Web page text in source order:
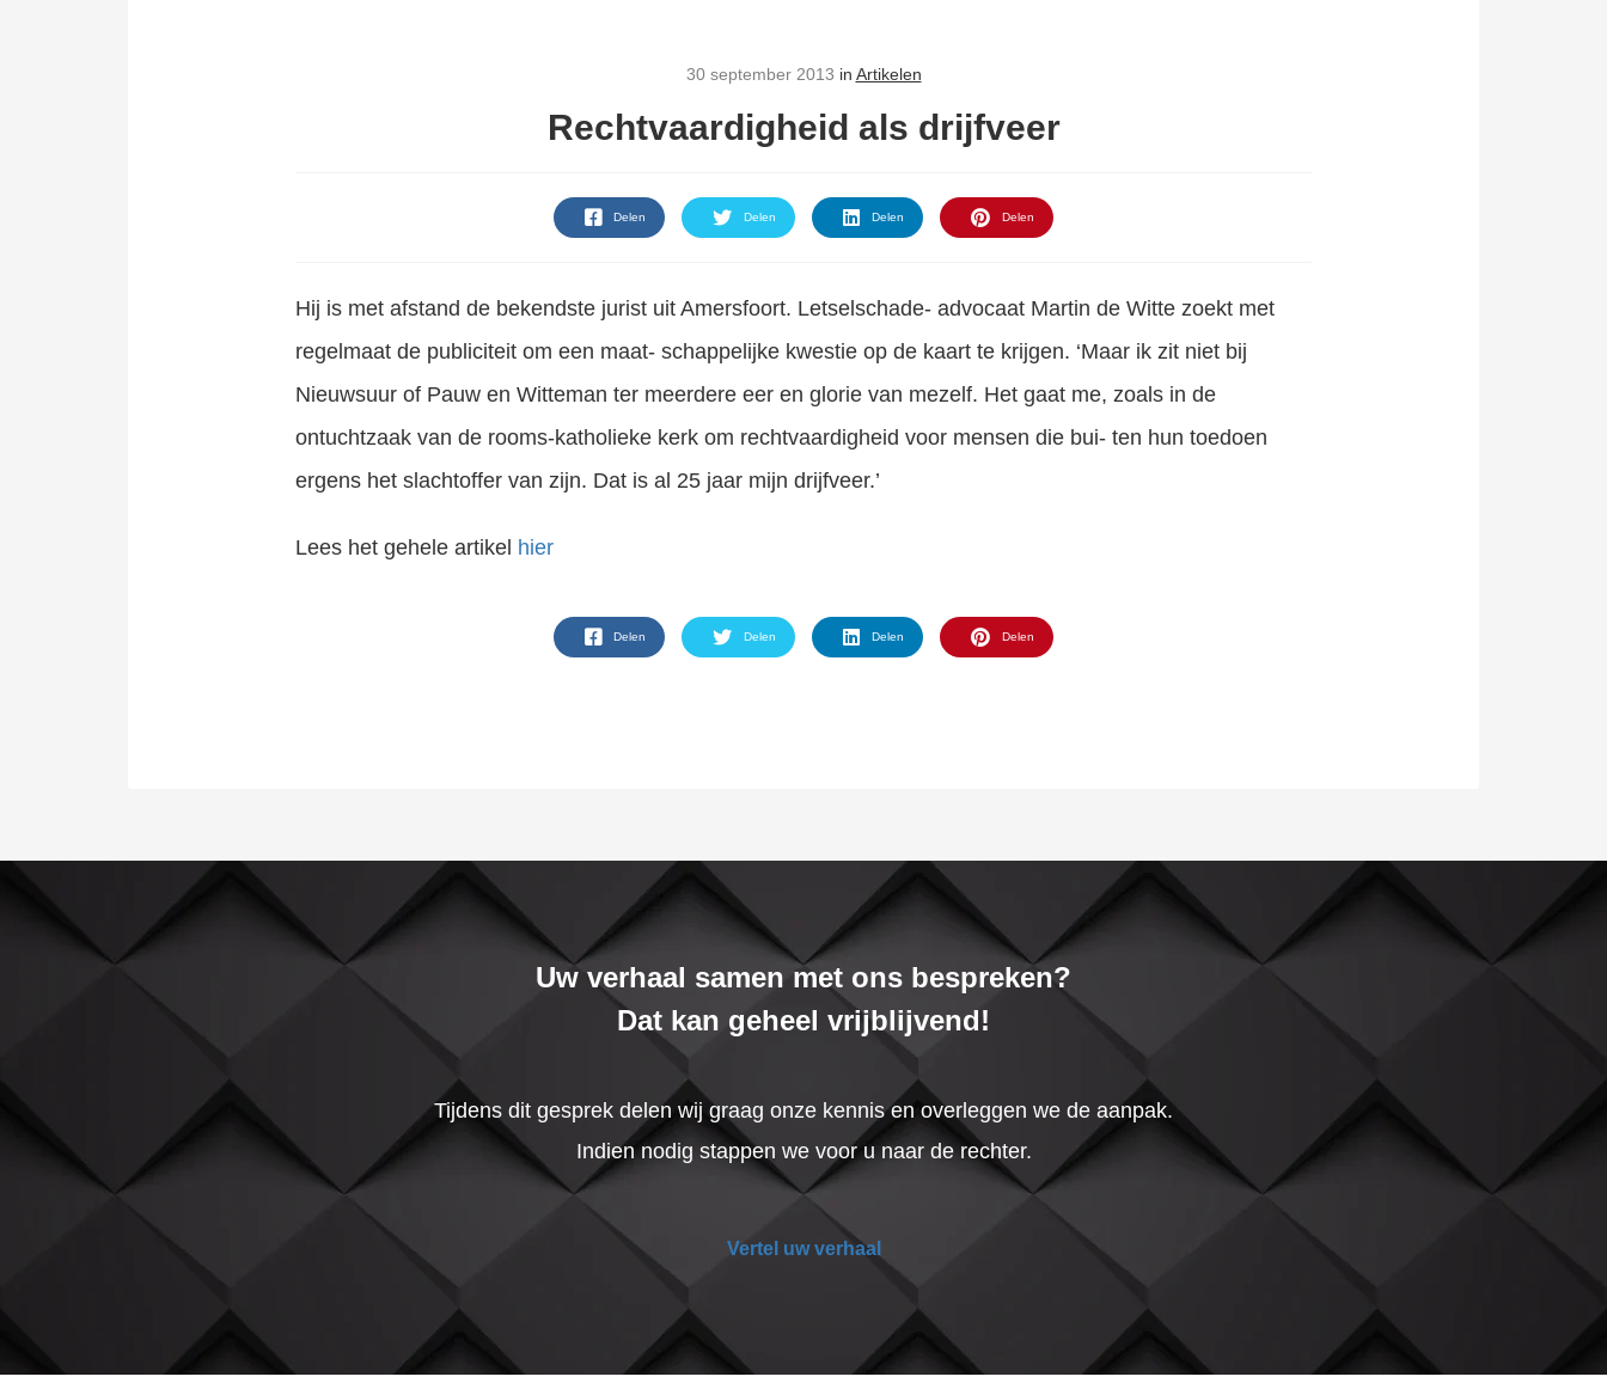
30 september 2013 in Artikelen
Rechtvaardigheid als drijfveer
Delen Delen Delen Delen
Hij is met afstand de bekendste jurist uit Amersfoort. Letselschade- advocaat Martin de Witte zoekt met
regelmaat de publiciteit om een maat- schappelijke kwestie op de kaart te krijgen. ‘Maar ik zit niet bij
Nieuwsuur of Pauw en Witteman ter meerdere eer en glorie van mezelf. Het gaat me, zoals in de
ontuchtzaak van de rooms-katholieke kerk om rechtvaardigheid voor mensen die bui- ten hun toedoen
ergens het slachtoffer van zijn. Dat is al 25 jaar mijn drijfveer.’
Lees het gehele artikel hier
Delen Delen Delen Delen
Uw verhaal samen met ons bespreken?
Dat kan geheel vrijblijvend!
Tijdens dit gesprek delen wij graag onze kennis en overleggen we de aanpak.
Indien nodig stappen we voor u naar de rechter.
Vertel uw verhaal